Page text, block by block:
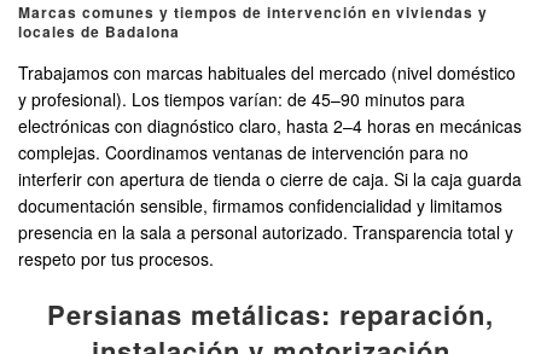
Marcas comunes y tiempos de intervención en viviendas y
locales de Badalona
Trabajamos con marcas habituales del mercado (nivel doméstico
y profesional). Los tiempos varían: de 45–90 minutos para
electrónicas con diagnóstico claro, hasta 2–4 horas en mecánicas
complejas. Coordinamos ventanas de intervención para no
interferir con apertura de tienda o cierre de caja. Si la caja guarda
documentación sensible, firmamos confidencialidad y limitamos
presencia en la sala a personal autorizado. Transparencia total y
respeto por tus procesos.
Persianas metálicas: reparación,